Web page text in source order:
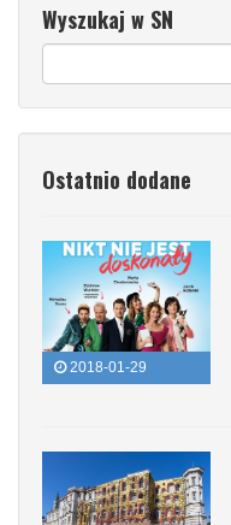
Wyszukaj w SN
Ostatnio dodane
2018-01-29